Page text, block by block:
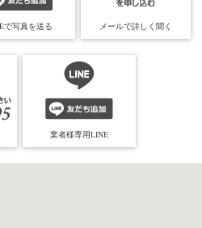
で写真を送る メールで詳しく聞く
業者様専用LINE